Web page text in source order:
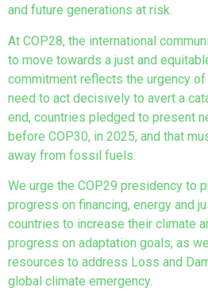
and future generations at risk.
At COP28, the international
to move towards a just and
commitment reflects the urgency
need to act decisively to avert a
end, countries pledged to present
before COP30, in 2025, and that
away from fossil fuels.
We urge the COP29 presidency to
progress on financing, energy and
countries to increase their climate
progress on adaptation goals, as
resources to address Loss and
global climate emergency.